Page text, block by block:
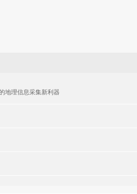
地理信息采集新利器